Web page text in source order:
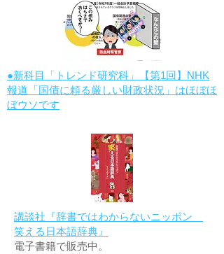
●新科目「トレンド研究科」【第1回】NHK
報道「国債に頼る厳しい財政状況」はほぼほ
ぼウソです
講談社『辞書ではわからないニッポン
笑える日本語辞典』
電子書籍で販売中。